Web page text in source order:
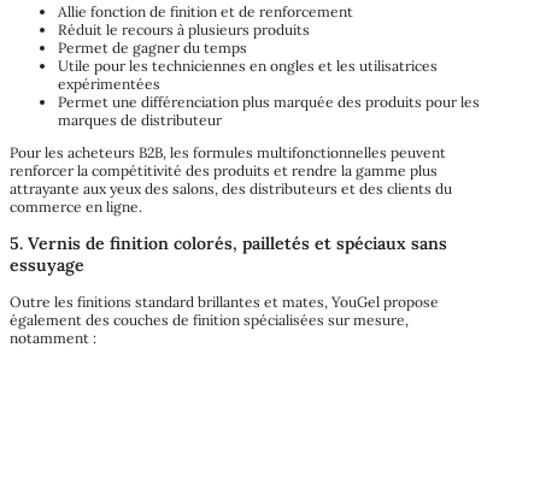
Allie fonction de finition et de renforcement
Réduit le recours à plusieurs produits
Permet de gagner du temps
Utile pour les techniciennes en ongles et les utilisatrices
expérimentées
Permet une différenciation plus marquée des produits pour les
marques de distributeur
Pour les acheteurs B2B, les formules multifonctionnelles peuvent
renforcer la compétitivité des produits et rendre la gamme plus
attrayante aux yeux des salons, des distributeurs et des clients du
commerce en ligne.
5. Vernis de finition colorés, pailletés et spéciaux sans
essuyage
Outre les finitions standard brillantes et mates, YouGel propose
également des couches de finition spécialisées sur mesure,
notamment :